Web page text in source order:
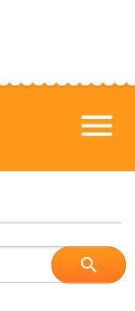
menu